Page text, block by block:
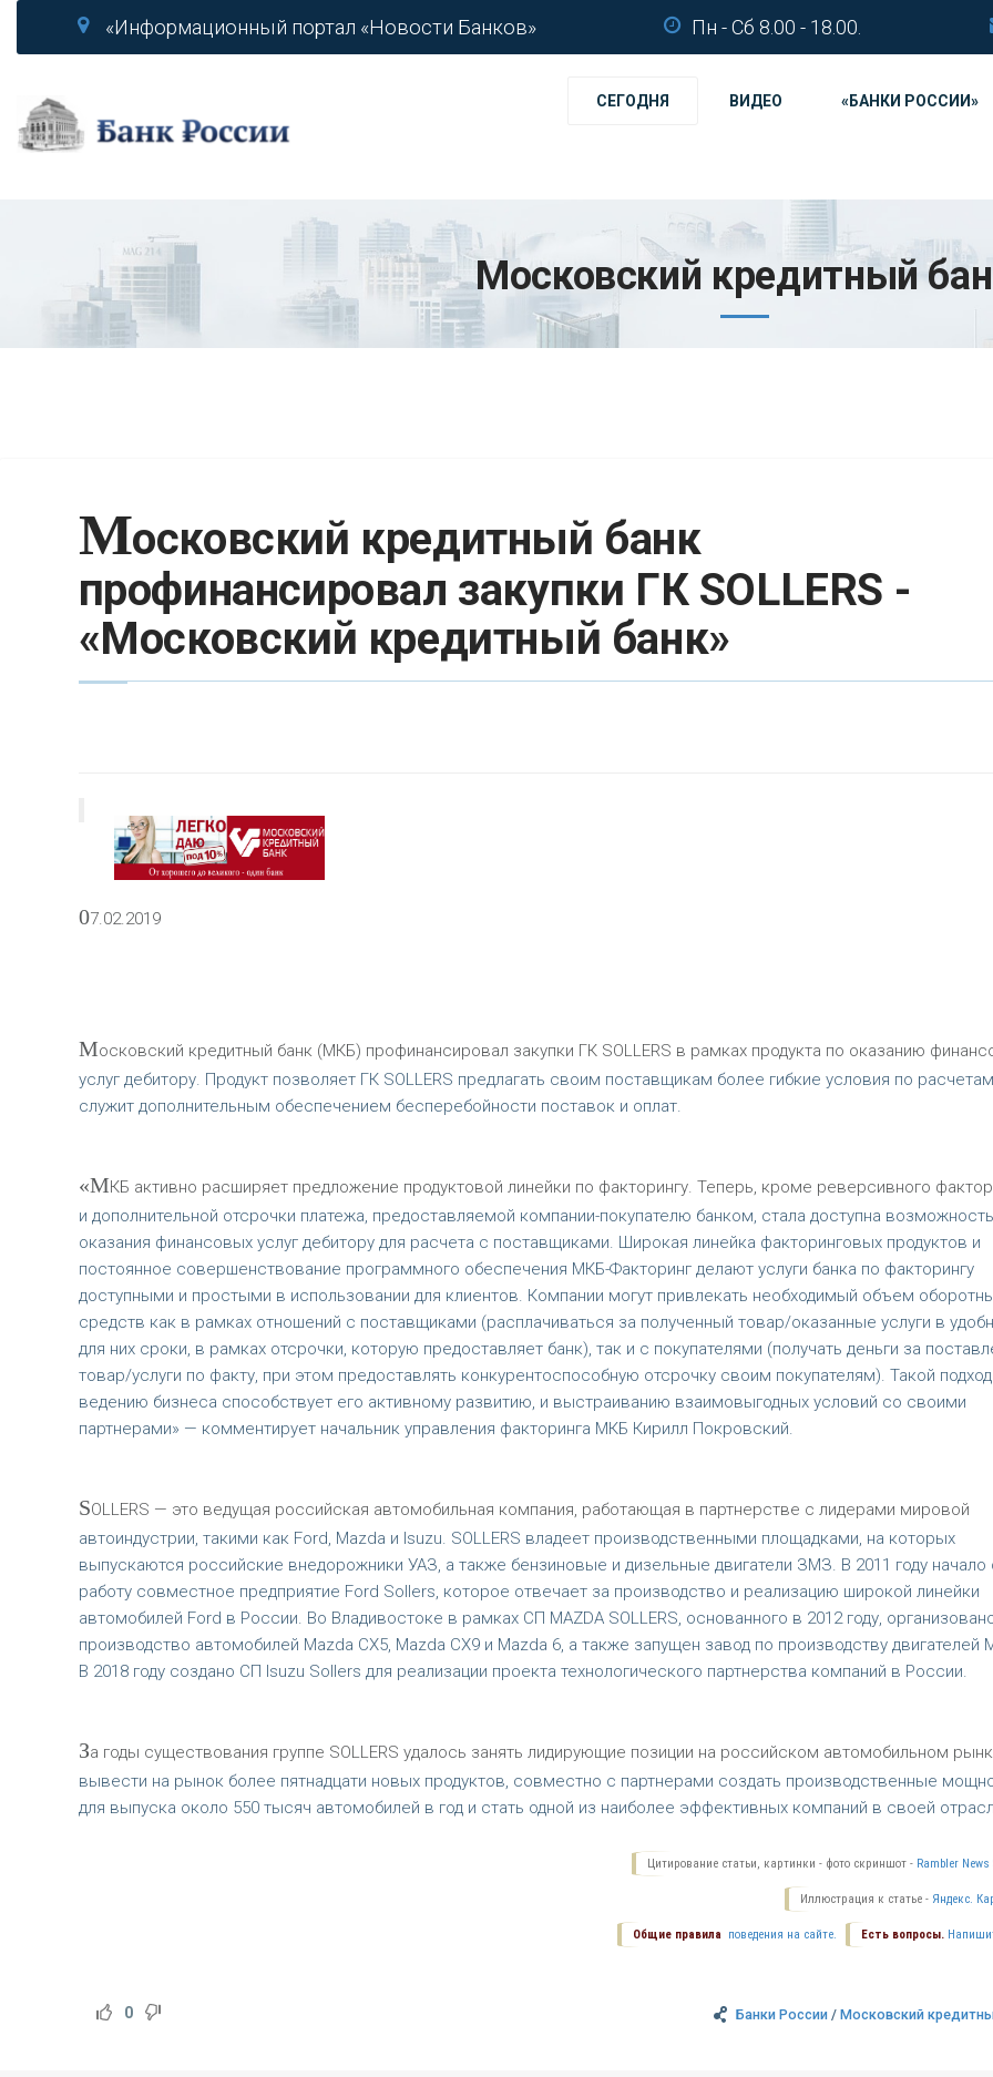
«Информационный портал «Новости Банков» Пн - Сб 8.00 - 18.00.
СЕГОДНЯ ВИДЕО «БАНКИ РОССИИ»
Московский кредитный
Московский кредитный банк
профинансировал закупки ГК SOLLERS -
«Московский кредитный банк»
07.02.2019
Московский кредитный банк (МКБ) профинансировал закупки ГК SOLLERS в рамках продукта по оказанию
услуг дебитору. Продукт позволяет ГК SOLLERS предлагать своим поставщикам более гибкие условия по
служит дополнительным обеспечением бесперебойности поставок и оплат.
«МКБ активно расширяет предложение продуктовой линейки по факторингу. Теперь, кроме реверсивного
и дополнительной отсрочки платежа, предоставляемой компании-покупателю банком, стала доступна возможность
оказания финансовых услуг дебитору для расчета с поставщиками. Широкая линейка факторинговых продуктов и
постоянное совершенствование программного обеспечения МКБ-Факторинг делают услуги банка по факторингу
доступными и простыми в использовании для клиентов. Компании могут привлекать необходимый объем
средств как в рамках отношений с поставщиками (расплачиваться за полученный товар/оказанные услуги в
для них сроки, в рамках отсрочки, которую предоставляет банк), так и с покупателями (получать деньги за
товар/услуги по факту, при этом предоставлять конкурентоспособную отсрочку своим покупателям). Такой
ведению бизнеса способствует его активному развитию, и выстраиванию взаимовыгодных условий со своими
партнерами» — комментирует начальник управления факторинга МКБ Кирилл Покровский.
SOLLERS — это ведущая российская автомобильная компания, работающая в партнерстве с лидерами мировой
автоиндустрии, такими как Ford, Mazda и Isuzu. SOLLERS владеет производственными площадками, на которых
выпускаются российские внедорожники УАЗ, а также бензиновые и дизельные двигатели ЗМЗ. В 2011 году
работу совместное предприятие Ford Sollers, которое отвечает за производство и реализацию широкой линейки
автомобилей Ford в России. Во Владивостоке в рамках СП MAZDA SOLLERS, основанного в 2012 году,
производство автомобилей Mazda CX5, Mazda CX9 и Mazda 6, а также запущен завод по производству двигателей
В 2018 году создано СП Isuzu Sollers для реализации проекта технологического партнерства компаний в России.
За годы существования группе SOLLERS удалось занять лидирующие позиции на российском автомобильном
вывести на рынок более пятнадцати новых продуктов, совместно с партнерами создать производственные
для выпуска около 550 тысяч автомобилей в год и стать одной из наиболее эффективных компаний в своей
Цитирование статьи, картинки - фото скриншот - Rambler News
Иллюстрация к статье - Яндекс.
Есть вопросы.
Общие правила поведения на сайте.
Банки России /Московский
0